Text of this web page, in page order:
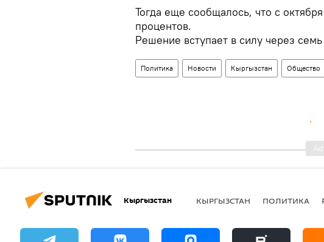
Тогда еще сообщалось, что с
процентов.
Решение вступает в силу через
Политика Новости Кыргызстан Общество
Кыргызстан КЫРГЫЗСТАН ПОЛИТИКА